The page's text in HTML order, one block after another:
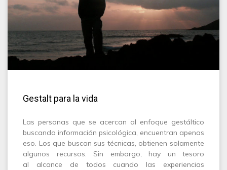
Gestalt para la vida
Las personas que se acercan al enfoque gestáltico
buscando información psicológica, encuentran apenas
eso. Los que buscan sus técnicas, obtienen solamente
algunos recursos. Sin embargo, hay un tesoro
al alcance de todos cuando las experiencias